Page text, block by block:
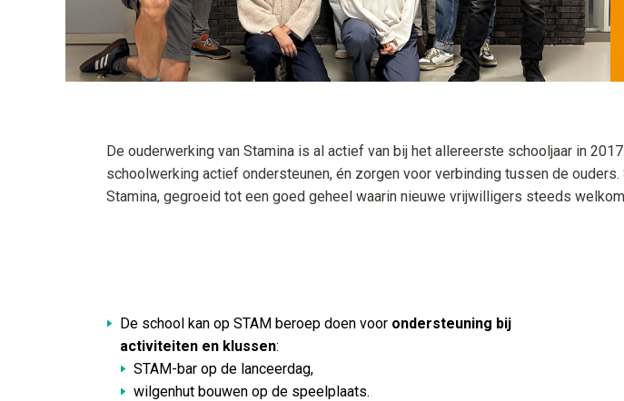
i
o
De ouderwerking van Stamina is al actief van bij het allereerste schooljaar in
schoolwerking actief ondersteunen, én zorgen voor verbinding tussen de
Stamina, gegroeid tot een goed geheel waarin nieuwe vrijwilligers steeds
De school kan op STAM beroep doen voor ondersteuning bij
activiteiten en klussen:
STAM-bar op de lanceerdag,
wilgenhut bouwen op de speelplaats.